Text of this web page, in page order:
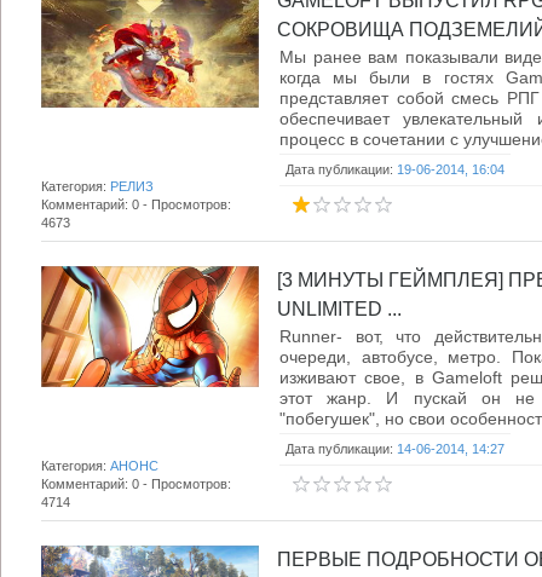
СОКРОВИЩА
Мы ранее вам показывали
когда мы были в гостях
представляет собой смесь
обеспечивает
процесс в сочетании с
Дата публикации: 19-06-2014, 16:04
Категория: РЕЛИЗ
Комментарий: 0 - Просмотров:
4673
[3 МИНУТЫ ГЕЙМПЛЕЯ]
UNLIMITED ...
Runner- вот, что
очереди, автобусе, метро.
изживают свое, в Gameloft
этот жанр. И пускай он не
"побегушек", но свои
Дата публикации: 14-06-2014, 14:27
Категория: АНОНС
Комментарий: 0 - Просмотров:
4714
ПЕРВЫЕ ПОДРОБНОСТИ ОБ